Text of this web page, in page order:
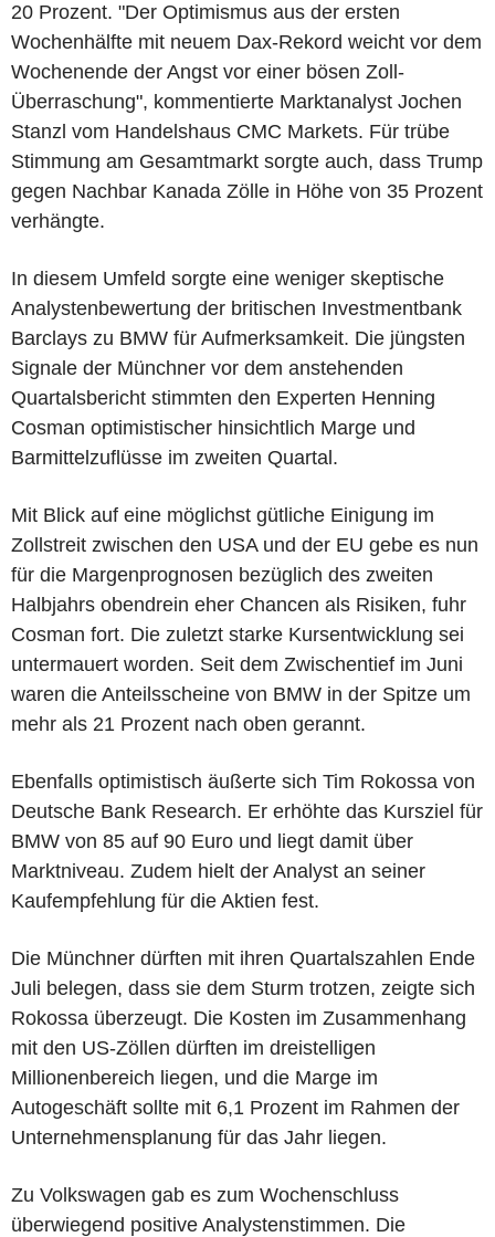
20 Prozent. "Der Optimismus aus der ersten
Wochenhälfte mit neuem Dax-Rekord weicht vor dem
Wochenende der Angst vor einer bösen Zoll-
Überraschung", kommentierte Marktanalyst Jochen
Stanzl vom Handelshaus CMC Markets. Für trübe
Stimmung am Gesamtmarkt sorgte auch, dass Trump
gegen Nachbar Kanada Zölle in Höhe von 35 Prozent
verhängte.
In diesem Umfeld sorgte eine weniger skeptische
Analystenbewertung der britischen Investmentbank
Barclays zu BMW für Aufmerksamkeit. Die jüngsten
Signale der Münchner vor dem anstehenden
Quartalsbericht stimmten den Experten Henning
Cosman optimistischer hinsichtlich Marge und
Barmittelzuflüsse im zweiten Quartal.
Mit Blick auf eine möglichst gütliche Einigung im
Zollstreit zwischen den USA und der EU gebe es nun
für die Margenprognosen bezüglich des zweiten
Halbjahrs obendrein eher Chancen als Risiken, fuhr
Cosman fort. Die zuletzt starke Kursentwicklung sei
untermauert worden. Seit dem Zwischentief im Juni
waren die Anteilsscheine von BMW in der Spitze um
mehr als 21 Prozent nach oben gerannt.
Ebenfalls optimistisch äußerte sich Tim Rokossa von
Deutsche Bank Research. Er erhöhte das Kursziel für
BMW von 85 auf 90 Euro und liegt damit über
Marktniveau. Zudem hielt der Analyst an seiner
Kaufempfehlung für die Aktien fest.
Die Münchner dürften mit ihren Quartalszahlen Ende
Juli belegen, dass sie dem Sturm trotzen, zeigte sich
Rokossa überzeugt. Die Kosten im Zusammenhang
mit den US-Zöllen dürften im dreistelligen
Millionenbereich liegen, und die Marge im
Autogeschäft sollte mit 6,1 Prozent im Rahmen der
Unternehmensplanung für das Jahr liegen.
Zu Volkswagen gab es zum Wochenschluss
überwiegend positive Analystenstimmen. Die